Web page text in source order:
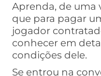
Aprenda, de uma
que para pagar
jogador
conhecer em
condições dele.
Se entrou na